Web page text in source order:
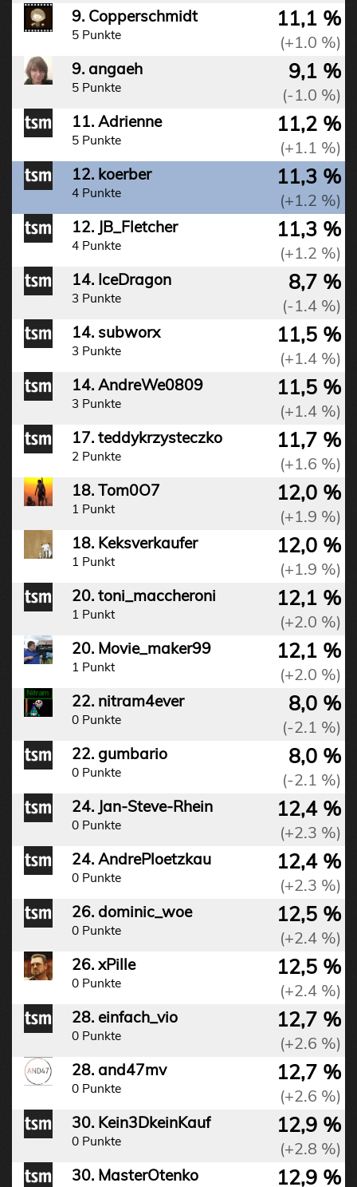
9. Copperschmidt
5 Punkte
11,1 %
(+1.0 %)
9. angaeh
5 Punkte
9,1 %
(-1.0 %)
11. Adrienne
5 Punkte
11,2 %
(+1.1 %)
12. koerber
4 Punkte
11,3 %
(+1.2 %)
12. JB_Fletcher
4 Punkte
11,3 %
(+1.2 %)
14. IceDragon
3 Punkte
8,7 %
(-1.4 %)
14. subworx
3 Punkte
11,5 %
(+1.4 %)
14. AndreWe0809
3 Punkte
11,5 %
(+1.4 %)
17. teddykrzysteczko
2 Punkte
11,7 %
(+1.6 %)
18. Tom0O7
1 Punkt
12,0 %
(+1.9 %)
18. Keksverkaufer
1 Punkt
12,0 %
(+1.9 %)
20. toni_maccheroni
1 Punkt
12,1 %
(+2.0 %)
20. Movie_maker99
1 Punkt
12,1 %
(+2.0 %)
22. nitram4ever
0 Punkte
8,0 %
(-2.1 %)
22. gumbario
0 Punkte
8,0 %
(-2.1 %)
24. Jan-Steve-Rhein
0 Punkte
12,4 %
(+2.3 %)
24. AndrePloetzkau
0 Punkte
12,4 %
(+2.3 %)
26. dominic_woe
0 Punkte
12,5 %
(+2.4 %)
26. xPille
0 Punkte
12,5 %
(+2.4 %)
28. einfach_vio
0 Punkte
12,7 %
(+2.6 %)
28. and47mv
0 Punkte
12,7 %
(+2.6 %)
30. Kein3DkeinKauf
0 Punkte
12,9 %
(+2.8 %)
30. MasterOtenko 12,9 %